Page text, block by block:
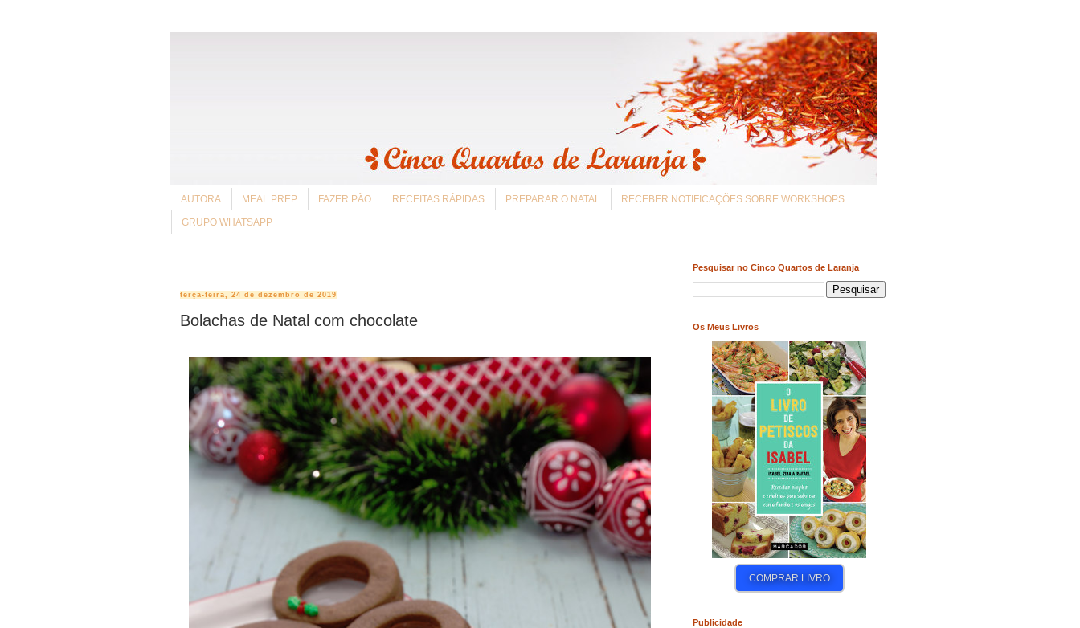
AUTORA MEAL PREP FAZER PÃO RECEITAS RÁPIDAS PREPARAR O NATAL RECEBER NOTIFICAÇÕES SOBRE WORKSHOPS
GRUPO WHATSAPP
terça-feira, 24 de dezembro de 2019
Bolachas de Natal com chocolate
Pesquisar no Cinco Quartos de Laranja
Os Meus Livros
COMPRAR LIVRO COMPRAR LIVRO COMPRAR LIVRO COMPRAR LIVRO
Publicidade